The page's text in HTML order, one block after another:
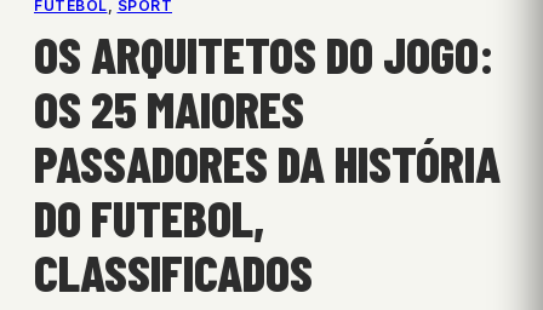
FUTEBOL, SPORT
OS ARQUITETOS DO JOGO:
OS 25 MAIORES
PASSADORES DA HISTÓRIA
DO FUTEBOL,
CLASSIFICADOS